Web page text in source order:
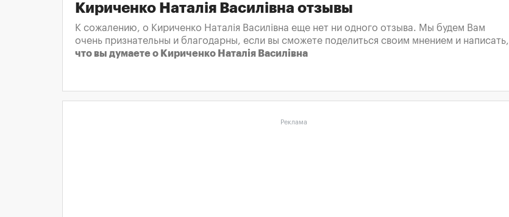
Кириченко Наталія Василівна отзывы
К сожалению, о Кириченко Наталія Василівна еще нет ни одного отзыва. Мы будем Вам
очень признательны и благодарны, если вы сможете поделиться своим мнением и написать,
что вы думаете о Кириченко Наталія Василівна
Реклама